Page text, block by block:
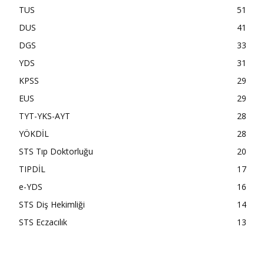
TUS
51
DUS
41
DGS
33
YDS
31
KPSS
29
EUS
29
TYT-YKS-AYT
28
YÖKDİL
28
STS Tıp Doktorluğu
20
TIPDİL
17
e-YDS
16
STS Diş Hekimliği
14
STS Eczacılık
13